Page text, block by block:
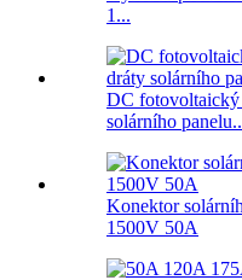
1...
DC
solárního
Konektor
1500V 50A